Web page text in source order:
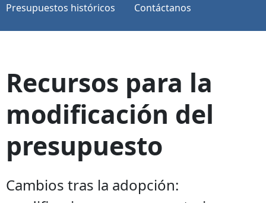
Presupuestos históricos Contáctanos
Recursos para la
modificación del
presupuesto
Cambios tras la adopción: